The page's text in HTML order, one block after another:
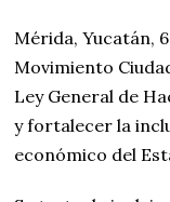
Mérida, Yucatán,
Movimiento
Ley General de
y fortalecer la
económico del